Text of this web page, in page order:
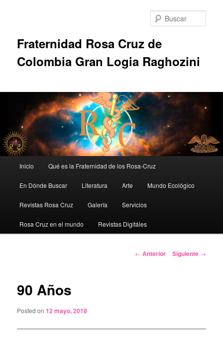
Fraternidad Rosa Cruz de
Colombia Gran Logia Raghozini
principal
Inicio Qué es la Fraternidad de los Rosa-Cruz
En Dónde Buscar Literatura Arte Mundo Ecológico
Revistas Rosa Cruz Galería Servicios
Rosa Cruz en el mundo Revistas Digitáles
Navegación
← Anterior Siguiente →
90 Años
Posted on12 mayo, 2018